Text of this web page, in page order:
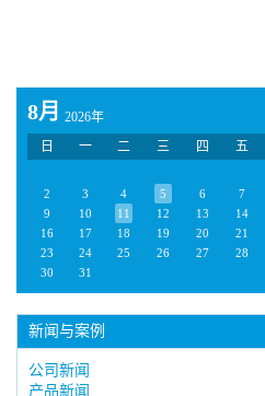
8月
2026年
日
一 二 三 四 五
2
3 4 5 6 7
9
10 11 12 13 14
16
17 18 19 20 21
23
24 25 26 27 28
30
31
新闻与案例
公司新闻
产品新闻